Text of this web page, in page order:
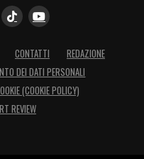
CONTATTI
REDAZIONE
DEI DATI PERSONALI
(COOKIE POLICY)
REVIEW